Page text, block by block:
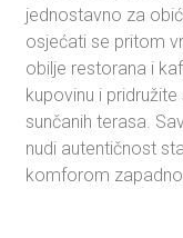
jednostavno za
osjećati se pritom
obilje restorana i
kupovinu i
sunčanih terasa.
nudi autentičnost
komforom